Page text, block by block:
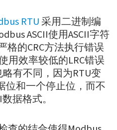
RTU采用二进制编
ASCII使用ASCII字符
格的CRC方法执行错误
用效率较低的LRC错误
有不同，因为RTU变
位和一个停止位，而不
据格式。